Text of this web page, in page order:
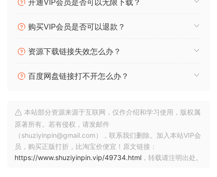
视觉效果：化繁为简
Mirage. Illusions of sound in motion.
named after. The direction draws from shifting desert
landscapes, sandstone tones, and the hazy distortions of
Custom symbols beneath each control were designed to
feel like fragments of a forgotten language – cryptic
markings from an imagined ancient civilization.
The interface is divided into five distinct sections, creating
开通VIP会员是否可以无限下载？
购买VIP会员是否可以退款？
资源下载链接失效怎么办？
百度网盘链接打不开怎么办？
本站部分资源来源于互联网，仅作介绍和学习使用，版权属
原著所有。若有侵权，请发邮件
（shuziyinpin@gmail.com），联系我们删除。加入本站VIP会
员，购买正版打折，比淘宝价便宜！原文链接：
https://www.shuziyinpin.vip/49734.html ，转载请注明出处。